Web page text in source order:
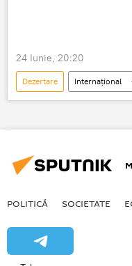
24 Iunie, 20:20
Dezertare Internațional
Coreea de Nord
POLITICĂ SOCIETATE